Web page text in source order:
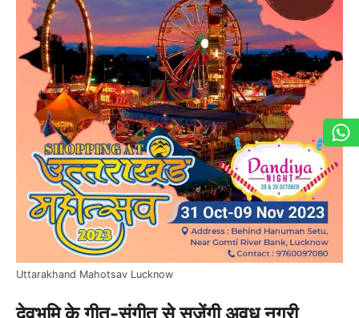
Uttarakhand Mahotsav Lucknow